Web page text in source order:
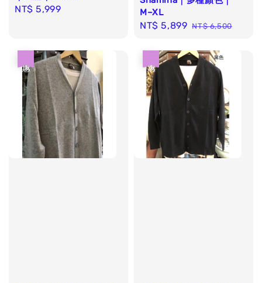
Regular
NT$ 5,999
M–XL
Sale
NT$ 5,899 Regular
NT$ 6,500